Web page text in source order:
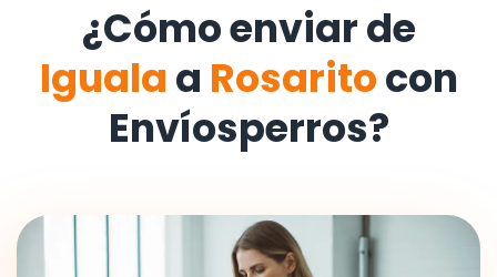
¿Cómo enviar de
Iguala a Rosaritocon
Envíosperros?